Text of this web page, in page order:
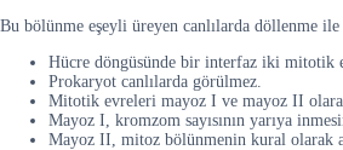
Bu bölünme eşeyli üreyen canlılarda döllenme ile
Hücre döngüsünde bir interfaz iki mitotik
Prokaryot canlılarda görülmez.
Mitotik evreleri mayoz I ve mayoz II olarak
Mayoz I, kromzom sayısının yarıya
Mayoz II, mitoz bölünmenin kural olarak